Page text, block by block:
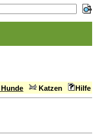
Hunde Katzen Hilfe